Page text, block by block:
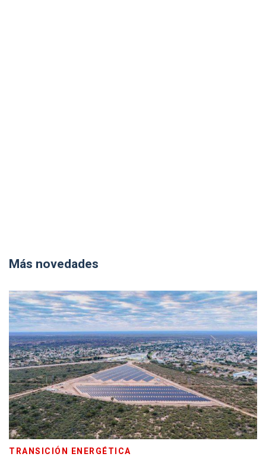
Más novedades
TRANSICIÓN ENERGÉTICA